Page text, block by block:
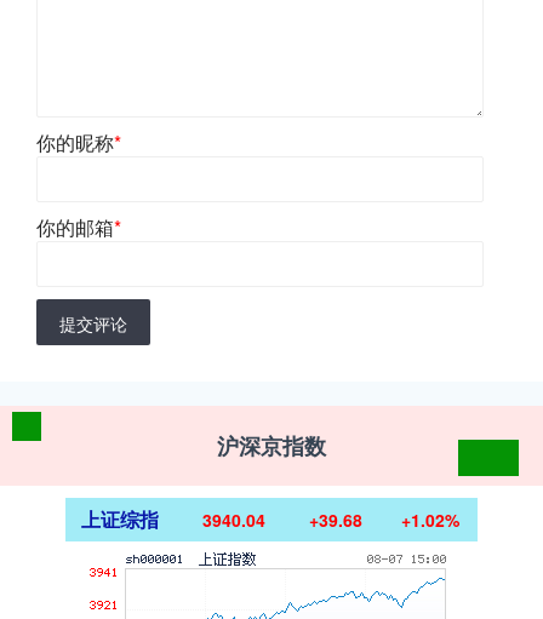
你的昵称*
你的邮箱*
提交评论
沪深京指数
上证综指 3940.04 +39.68 +1.02%